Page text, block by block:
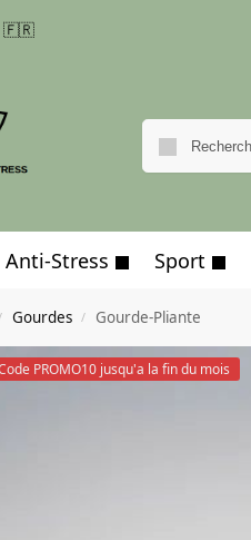
🇫🇷
Stress Sport
Gourdes / Gourde-Pliante
PROMO10 jusqu'a la fin du mois